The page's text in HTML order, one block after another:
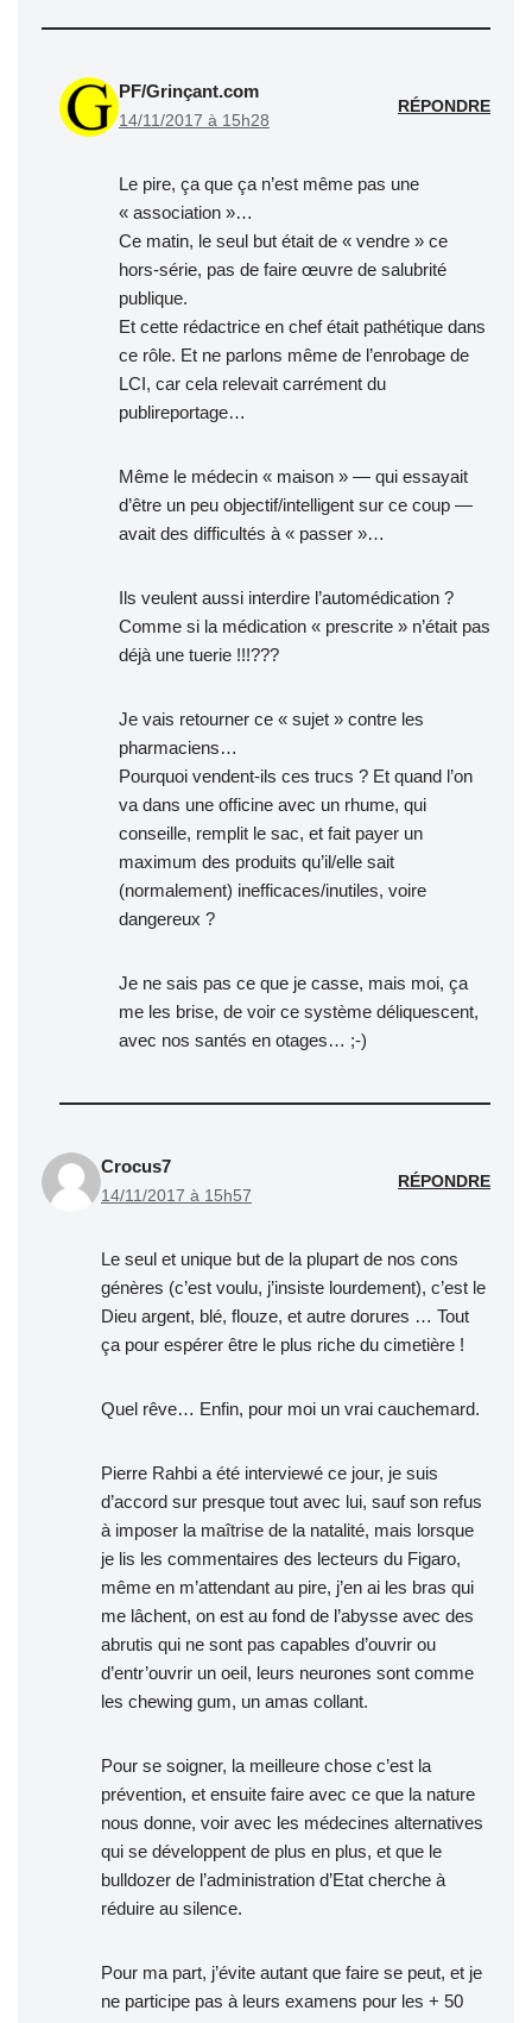
PF/Grinçant.com
14/11/2017 à 15h28
RÉPONDRE
Le pire, ça que ça n’est même pas une
« association »…
Ce matin, le seul but était de « vendre » ce
hors-série, pas de faire œuvre de salubrité
publique.
Et cette rédactrice en chef était pathétique dans
ce rôle. Et ne parlons même de l’enrobage de
LCI, car cela relevait carrément du
publireportage…
Même le médecin « maison » — qui essayait
d’être un peu objectif/intelligent sur ce coup —
avait des difficultés à « passer »…
Ils veulent aussi interdire l’automédication ?
Comme si la médication « prescrite » n’était pas
déjà une tuerie !!!???
Je vais retourner ce « sujet » contre les
pharmaciens…
Pourquoi vendent-ils ces trucs ? Et quand l’on
va dans une officine avec un rhume, qui
conseille, remplit le sac, et fait payer un
maximum des produits qu’il/elle sait
(normalement) inefficaces/inutiles, voire
dangereux ?
Je ne sais pas ce que je casse, mais moi, ça
me les brise, de voir ce système déliquescent,
avec nos santés en otages… ;-)
Crocus7
14/11/2017 à 15h57
RÉPONDRE
Le seul et unique but de la plupart de nos cons
génères (c’est voulu, j’insiste lourdement), c’est le
Dieu argent, blé, flouze, et autre dorures … Tout
ça pour espérer être le plus riche du cimetière !
Quel rêve… Enfin, pour moi un vrai cauchemard.
Pierre Rahbi a été interviewé ce jour, je suis
d’accord sur presque tout avec lui, sauf son refus
à imposer la maîtrise de la natalité, mais lorsque
je lis les commentaires des lecteurs du Figaro,
même en m’attendant au pire, j’en ai les bras qui
me lâchent, on est au fond de l’abysse avec des
abrutis qui ne sont pas capables d’ouvrir ou
d’entr’ouvrir un oeil, leurs neurones sont comme
les chewing gum, un amas collant.
Pour se soigner, la meilleure chose c’est la
prévention, et ensuite faire avec ce que la nature
nous donne, voir avec les médecines alternatives
qui se développent de plus en plus, et que le
bulldozer de l’administration d’Etat cherche à
réduire au silence.
Pour ma part, j’évite autant que faire se peut, et je
ne participe pas à leurs examens pour les + 50